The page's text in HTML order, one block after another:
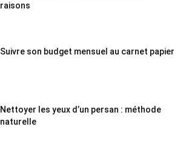
raisons
Suivre son budget mensuel au carnet papier
Nettoyer les yeux d’un persan : méthode
naturelle